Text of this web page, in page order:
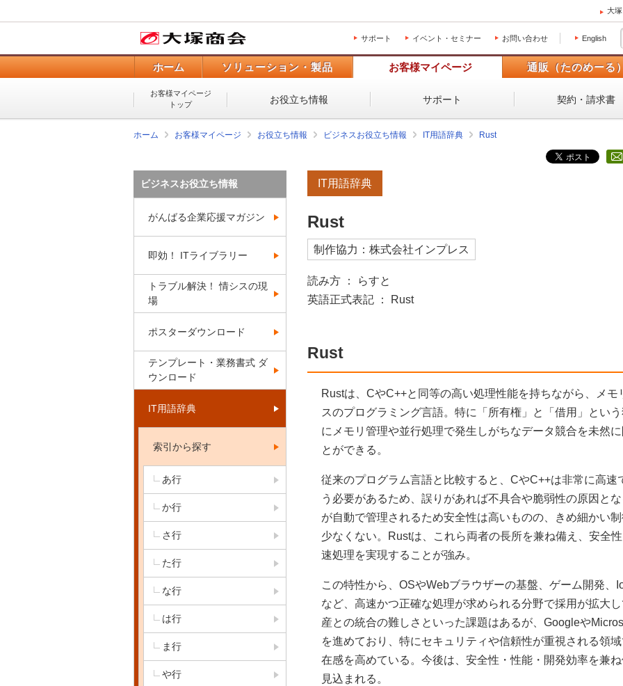
大
サポート イベント・セミナー お問い合わせ English
ホーム ソリューション・製品 お客様マイページ 通販（たのめーる
お客様マイページ
トップ
お役立ち情報 サポート 契約・請求書
ホーム お客様マイページ お役立ち情報 ビジネスお役立ち情報 IT用語辞典 Rust
IT用語辞典
Rust
制作協力：株式会社インプレス
読み方 ： らすと
英語正式表記 ： Rust
Rust
Rustは、CやC++と同等の高い処理性能を持ちながら、メ
スのプログラミング言語。特に「所有権」と「借用」とい
にメモリ管理や並行処理で発生しがちなデータ競合を未然
とができる。
従来のプログラム言語と比較すると、CやC++は非常に高
う必要があるため、誤りがあれば不具合や脆弱性の原因と
が自動で管理されるため安全性は高いものの、きめ細かい
少なくない。Rustは、これら両者の長所を兼ね備え、安全
速処理を実現することが強み。
この特性から、OSやWebブラウザーの基盤、ゲーム開発、
など、高速かつ正確な処理が求められる分野で採用が拡大
産との統合の難しさといった課題はあるが、Googleや
を進めており、特にセキュリティや信頼性が重視される領
在感を高めている。今後は、安全性・性能・開発効率を兼
見込まれる。
ビジネスお役立ち情報
がんばる企業応援マガジン
即効！ ITライブラリー
トラブル解決！ 情シスの現
場
ポスターダウンロード
テンプレート・業務書式 ダ
ウンロード
IT用語辞典
索引から探す
あ行
か行
さ行
た行
な行
は行
ま行
や行